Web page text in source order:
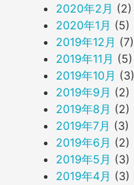
2020年2月 (2)
2020年1月 (5)
2019年12月 (7)
2019年11月 (5)
2019年10月 (3)
2019年9月 (2)
2019年8月 (2)
2019年7月 (3)
2019年6月 (2)
2019年5月 (3)
2019年4月 (3)